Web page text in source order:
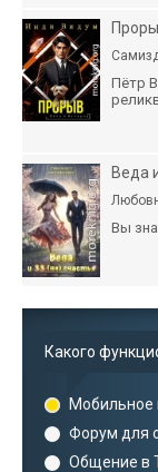
Пётр
Веда
Вы
Какого
Мобильное
Форум для
Общение в